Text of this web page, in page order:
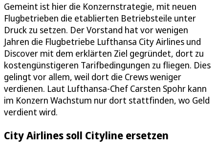
Gemeint ist hier die Konzernstrategie, mit neuen
Flugbetrieben die etablierten Betriebsteile unter
Druck zu setzen. Der Vorstand hat vor wenigen
Jahren die Flugbetriebe Lufthansa City Airlines und
Discover mit dem erklärten Ziel gegründet, dort zu
kostengünstigeren Tarifbedingungen zu fliegen. Dies
gelingt vor allem, weil dort die Crews weniger
verdienen. Laut Lufthansa-Chef Carsten Spohr kann
im Konzern Wachstum nur dort stattfinden, wo Geld
verdient wird.
City Airlines soll Cityline ersetzen